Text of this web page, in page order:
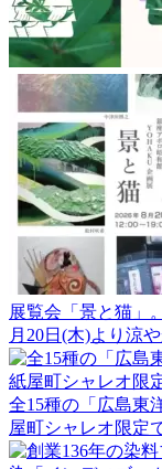
展覧会「景と猫」
月20日(木)より涼
全15種の「広島東
屋町シャレオ限定